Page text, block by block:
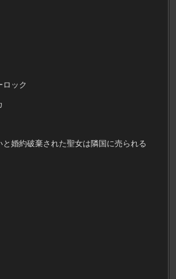
ック
婚約破棄された聖女は隣国に売られる